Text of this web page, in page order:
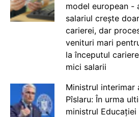
model european -
salariul crește
carierei, dar
venituri mari
la începutul
mici salarii
Ministrul interimar
Pîslaru: În urma
ministrul